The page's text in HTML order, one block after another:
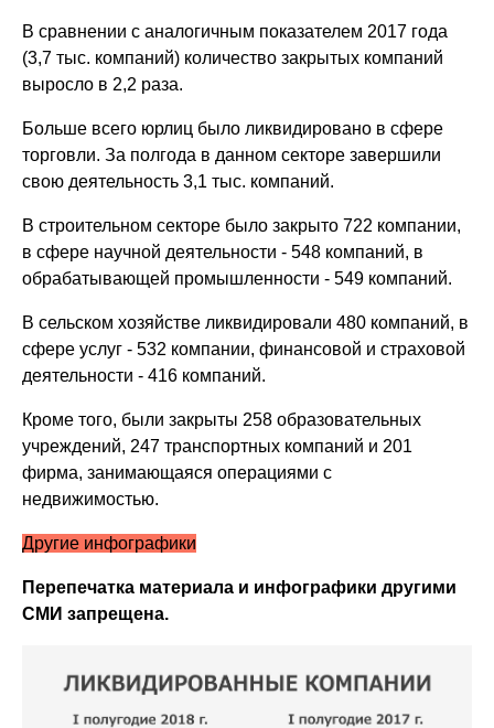
В сравнении с аналогичным показателем 2017 года
(3,7 тыс. компаний) количество закрытых компаний
выросло в 2,2 раза.
Больше всего юрлиц было ликвидировано в сфере
торговли. За полгода в данном секторе завершили
свою деятельность 3,1 тыс. компаний.
В строительном секторе было закрыто 722 компании,
в сфере научной деятельности - 548 компаний, в
обрабатывающей промышленности - 549 компаний.
В сельском хозяйстве ликвидировали 480 компаний, в
сфере услуг - 532 компании, финансовой и страховой
деятельности - 416 компаний.
Кроме того, были закрыты 258 образовательных
учреждений, 247 транспортных компаний и 201
фирма, занимающаяся операциями с
недвижимостью.
Другие инфографики
Перепечатка материала и инфографики другими
СМИ запрещена.